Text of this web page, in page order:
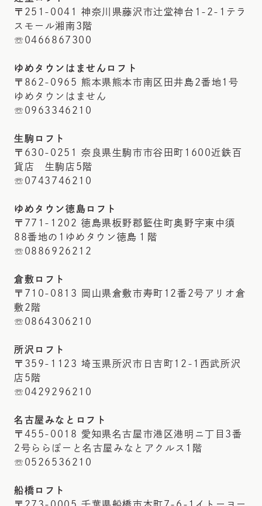
〒251-0041 神奈川県藤沢市辻堂神台1-2-1テラ
スモール湘南3階
☏0466867300
ゆめタウンはませんロフト
〒862-0965 熊本県熊本市南区田井島2番地1号
ゆめタウンはません
☏0963346210
生駒ロフト
〒630-0251 奈良県生駒市市谷田町1600近鉄百
貨店 生駒店5階
☏0743746210
ゆめタウン徳島ロフト
〒771-1202 徳島県板野郡籃住町奥野字東中須
88番地の1ゆめタウン徳島１階
☏0886926212
倉敷ロフト
〒710-0813 岡山県倉敷市寿町12番2号アリオ倉
敷2階
☏0864306210
所沢ロフト
〒359-1123 埼玉県所沢市日吉町12-1西武所沢
店5階
☏0429296210
名古屋みなとロフト
〒455-0018 愛知県名古屋市港区港明ニ丁目3番
2号ららぽーと名古屋みなとアクルス1階
☏0526536210
船橋ロフト